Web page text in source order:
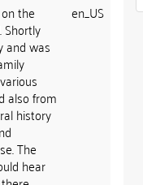
the
Shortly
and was
also from
history
The
hear
en_US